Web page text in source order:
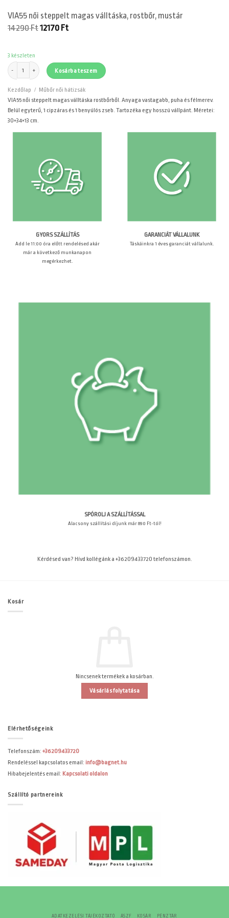
VIA55 női steppelt magas válltáska, rostbőr, mustár
14290FtOriginal
12170 FtCurrent
3 készleten
VIA55 női steppelt magas válltáska, rostbőr, mustár mennyiség
Kosárba teszem
Kezdőlap / Műbőr női hátizsák
VIA55 női steppelt magas válltáska rostbőrből. Anyaga vastagabb, puha és félmerev.
Belül egyterű, 1 cipzáras és 1 benyúlós zseb. Tartozéka egy hosszú vállpánt. Méretei:
30×34×13 cm.
GYORS SZÁLLÍTÁS
Add le 11:00 óra előtt rendelésed akár
már a következő munkanapon
megérkezhet.
GARANCIÁT VÁLLALUNK
Táskáinkra 1 éves garanciát vállalunk.
SPÓROLJ A SZÁLLÍTÁSSAL
Alacsony szállítási díjunk már 890 Ft-tól!
Kérdésed van? Hívd kollégánk a +36209433720 telefonszámon.
Kosár
Nincsenek termékek a kosárban.
Vásárlás folytatása
Elérhetőségeink
Telefonszám: +36209433720
Rendeléssel kapcsolatos email: info@bagnet.hu
Hibabejelentés email: Kapcsolati oldalon
Szállító partnereink
ADATKEZELÉSI TÁJÉKOZTATÓ ÁSZF KOSÁR PÉNZTÁR